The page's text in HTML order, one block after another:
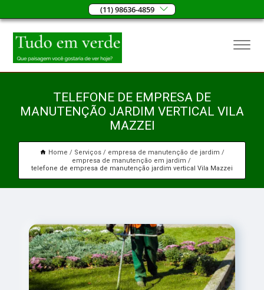
(11) 98636-4859
TELEFONE DE EMPRESA DE
MANUTENÇÃO JARDIM VERTICAL VILA
MAZZEI
Home Serviços
empresa de manutenção de jardim
empresa de manutenção em jardim
telefone de empresa de manutenção jardim vertical Vila Mazzei